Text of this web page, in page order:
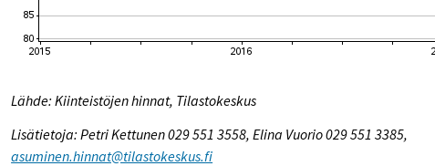
Lähde: Kiinteistöjen hinnat, Tilastokeskus
Lisätietoja: Petri Kettunen 029 551 3558, Elina Vuorio 029 551 3385,
asuminen.hinnat@tilastokeskus.fi